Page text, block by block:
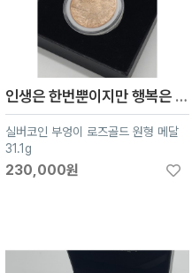
인생은 한번뿐이지만 행복은 셀 수 없기를/ 커스텀 은999 기념품/ 부엉이 Silver Coin 원형 로즈골드 메달
실버코인 부엉이 로즈골드 원형 메달
31.1g
230,000원